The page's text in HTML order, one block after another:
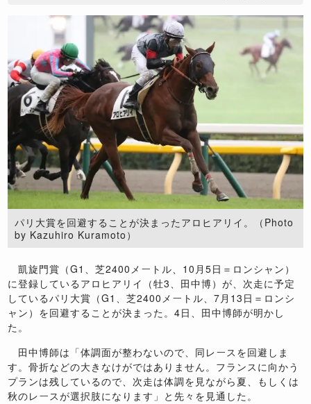
パリ大賞を回避することが決まったアロヒアリイ。（Photo
by Kazuhiro Kuramoto）
凱旋門賞（G1、芝2400メートル、10月5日＝ロンシャン）
に登録しているアロヒアリイ（牡3、田中博）が、次走に予定
しているパリ大賞（G1、芝2400メートル、7月13日＝ロンシ
ャン）を回避することが決まった。4日、田中博師が明かし
た。
田中博師は「体調面が整わないので、同レースを回避しま
す。骨折などの大きなけがではありません。フランスに向かう
プランは残しているので、次走は体調を見ながら夏、もしくは
秋のレースが選択肢になります」と先々を見通した。